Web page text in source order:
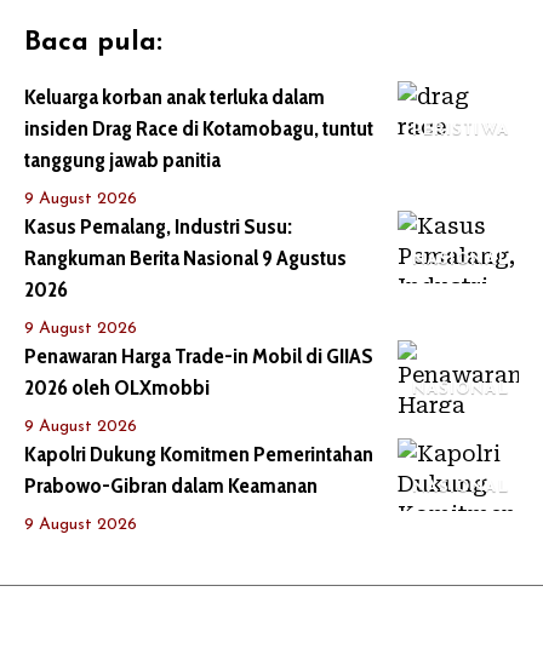
Baca pula:
PERISTIWA
Keluarga korban anak terluka dalam
insiden Drag Race di Kotamobagu, tuntut
tanggung jawab panitia
9 August 2026
NASIONAL
Kasus Pemalang, Industri Susu:
Rangkuman Berita Nasional 9 Agustus
2026
9 August 2026
NASIONAL
Penawaran Harga Trade-in Mobil di GIIAS
2026 oleh OLXmobbi
9 August 2026
NASIONAL
Kapolri Dukung Komitmen Pemerintahan
Prabowo-Gibran dalam Keamanan
9 August 2026